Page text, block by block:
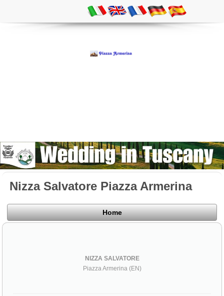
Nizza Salvatore Piazza Armerina
Home
NIZZA SALVATORE
Piazza Armerina (EN)